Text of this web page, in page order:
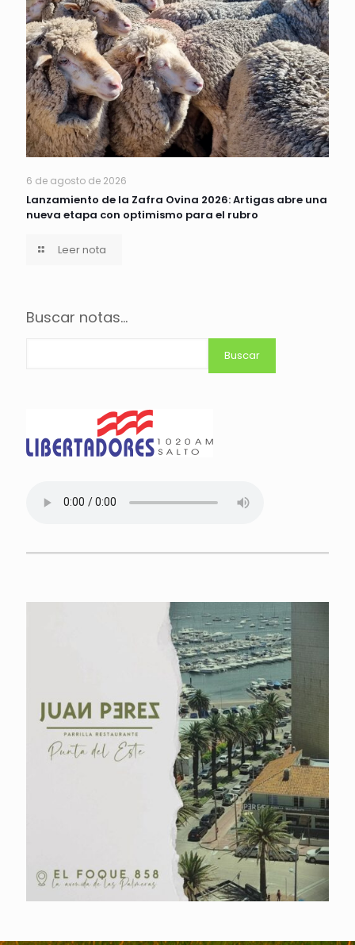
6 de agosto de 2026
Lanzamiento de la Zafra Ovina 2026: Artigas abre una
nueva etapa con optimismo para el rubro
Leer nota
Buscar notas...
Buscar